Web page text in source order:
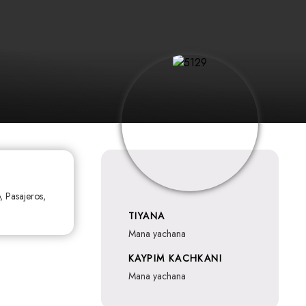
TIYANA
mana yachana
KAYPIM KACHKANI
mana yachana